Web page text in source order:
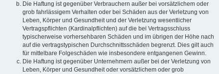
Die Haftung ist gegenüber Verbrauchern außer bei vorsätzlichem oder
grob fahrlässigem Verhalten oder bei Schäden aus der Verletzung von
Leben, Körper und Gesundheit und der Verletzung wesentlicher
Vertragspflichten (Kardinalpflichten) auf die bei Vertragsschluss
typischerweise vorhersehbaren Schäden und im übrigen der Höhe nach
auf die vertragstypischen Durchschnittsschäden begrenzt. Dies gilt auch
für mittelbare Folgeschäden wie insbesondere entgangenen Gewinn.
Die Haftung ist gegenüber Unternehmern außer bei der Verletzung von
Leben, Körper und Gesundheit oder vorsätzlichem oder grob